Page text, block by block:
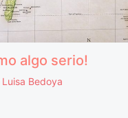
algo serio!
Luisa Bedoya